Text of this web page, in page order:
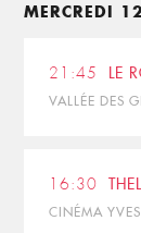
MERCREDI
21:45 LE
VALLÉE DES
16:30
CINÉMA